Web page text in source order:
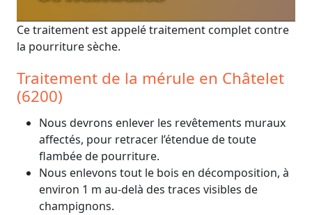
Ce traitement est appelé traitement complet contre
la pourriture sèche.
Traitement de la mérule en Châtelet
(6200)
Nous devrons enlever les revêtements muraux
affectés, pour retracer l’étendue de toute
flambée de pourriture.
Nous enlevons tout le bois en décomposition, à
environ 1 m au-delà des traces visibles de
champignons.